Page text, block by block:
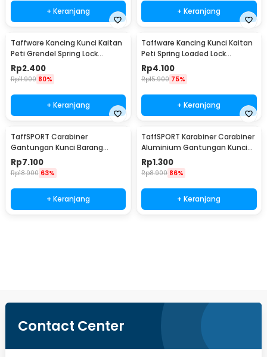
+ Keranjang + Keranjang
Taffware Kancing Kunci Kaitan
Peti Grendel Spring Lock
Stainless Steel S - J107
Rp2.400
Rp11.900 80%
+ Keranjang
Taffware Kancing Kunci Kaitan
Peti Spring Loaded Lock
Stainless Steel M - J108
Rp4.100
Rp15.900 75%
+ Keranjang
TaffSPORT Carabiner
Gantungan Kunci Barang
Stainless Steel Snap Hook -
AT32
Rp7.100
Rp18.900 63%
+ Keranjang
TaffSPORT Karabiner Carabiner
Aluminium Gantungan Kunci
EDC Outdoor 4.6cm - 698
Rp1.300
Rp8.900 86%
+ Keranjang
Contact Center